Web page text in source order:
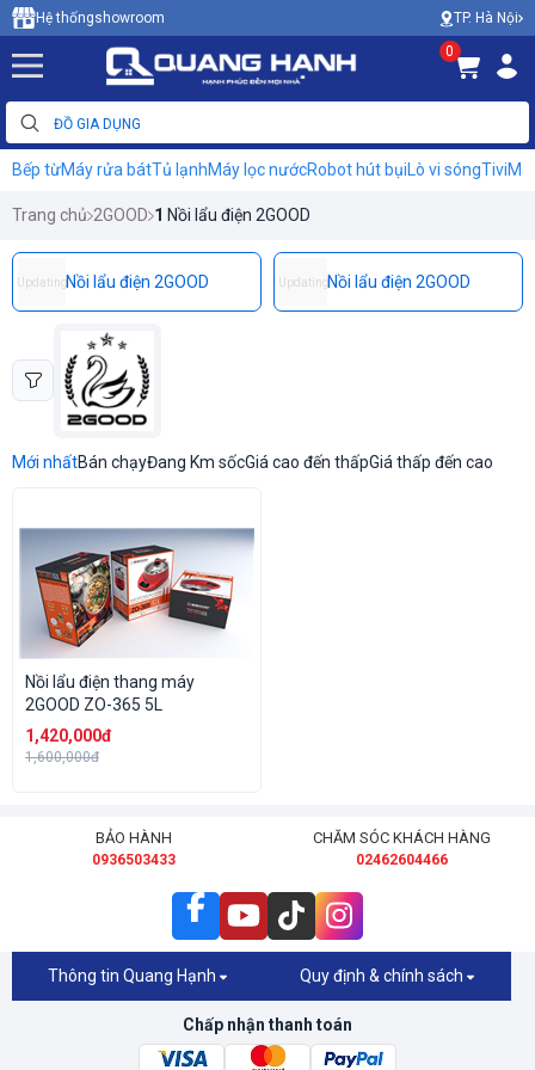
Hệ thốngshowroom TP. Hà Nội
0
Bếp từMáy rửa bátTủ lạnhMáy lọc nướcRobot hút bụiLò vi sóngTivi
Trang chủ 2GOOD 1 Nồi lẩu điện 2GOOD
UpdatingNồi lẩu điện 2GOOD UpdatingNồi lẩu điện 2GOOD
Mới nhấtBán chạyĐang Km sốcGiá cao đến thấpGiá thấp đến cao
Nồi lẩu điện thang máy
2GOOD ZO-365 5L
1,420,000đ
1,600,000đ
BẢO HÀNH
0936503433
CHĂM SÓC KHÁCH HÀNG
02462604466
Thông tin Quang Hạnh Quy định & chính sách
Chấp nhận thanh toán